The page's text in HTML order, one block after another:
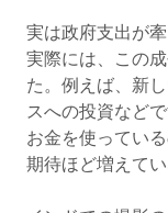
実は政府支出が牽
実際には、この
た。例えば、新
スへの投資など
お金を使ってい
期待ほど増えてい